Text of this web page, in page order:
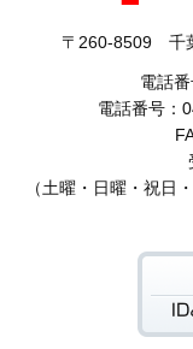
〒260-8509 千
電話
電話番号：
（土曜・日曜・祝日